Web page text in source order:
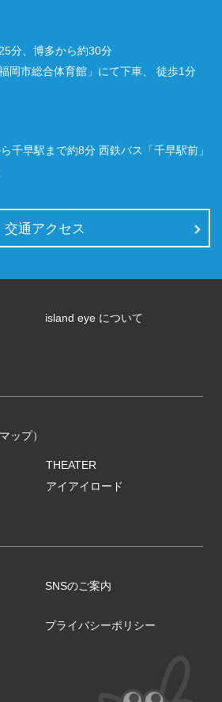
分、博多から約30分
岡市総合体育館」にて下車、
徒歩1分
千早駅まで約8分西鉄バス「千早駅前」
交通アクセス
island eye について
ップ）
THEATER
アイアイロード
SNSのご案内
プライバシーポリシー